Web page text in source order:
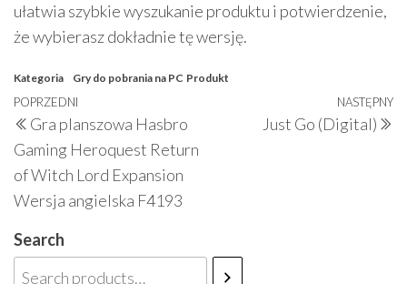
ułatwia szybkie wyszukanie produktu i potwierdzenie,
że wybierasz dokładnie tę wersję.
Kategoria Gry do pobrania na PC Produkt
Nawigacja
wpisu
Poprzedni
wpis
POPRZEDNI
Gra planszowa Hasbro
Gaming Heroquest Return
of Witch Lord Expansion
Wersja angielska F4193
NASTĘPNY
Just Go (Digital)
Search